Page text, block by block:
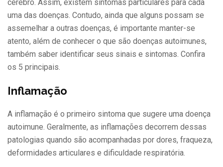
cérebro. Assim, existem sintomas particulares para cada
uma das doenças. Contudo, ainda que alguns possam se
assemelhar a outras doenças, é importante manter-se
atento, além de conhecer o que são doenças autoimunes,
também saber identificar seus sinais e sintomas. Confira
os 5 principais.
Inflamação
A inflamação é o primeiro sintoma que sugere uma doença
autoimune. Geralmente, as inflamações decorrem dessas
patologias quando são acompanhadas por dores, fraqueza,
deformidades articulares e dificuldade respiratória.